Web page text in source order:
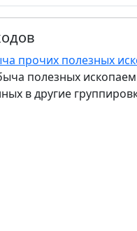
прочих полезных
полезных
в другие